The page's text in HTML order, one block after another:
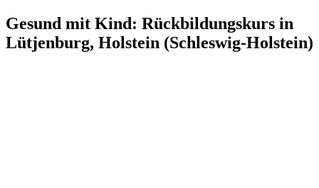
Gesund mit Kind: Rückbildungskurs in
Lütjenburg, Holstein (Schleswig-Holstein)